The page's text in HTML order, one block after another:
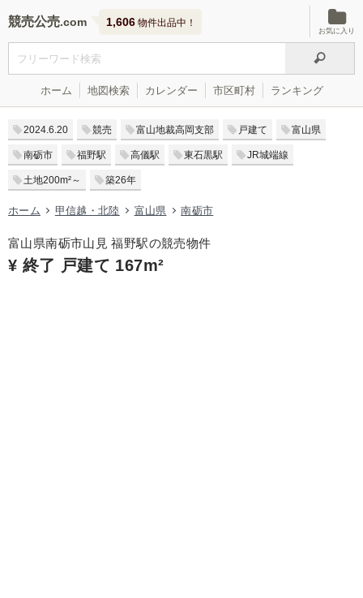
競売公売 1,606 物件出品中！
お気に入り
ホーム 地図検索 カレンダー 市区町村 ランキング
2024.6.20 競売 富山地裁高岡支部 戸建て 富山県
南砺市 福野駅 高儀駅 東石黒駅 JR城端線
土地200m²～ 築26年
ホーム 甲信越・北陸 富山県 南砺市
富山県南砺市山見 福野駅の競売物件
¥ 終了 戸建て 167m²